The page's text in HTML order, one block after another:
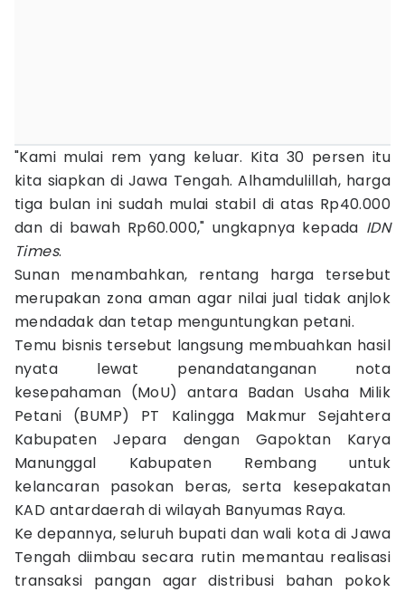
"Kami mulai rem yang keluar. Kita 30 persen itu
kita siapkan di Jawa Tengah. Alhamdulillah, harga
tiga bulan ini sudah mulai stabil di atas Rp40.000
dan di bawah Rp60.000," ungkapnya kepada IDN
Times.
Sunan menambahkan, rentang harga tersebut
merupakan zona aman agar nilai jual tidak anjlok
mendadak dan tetap menguntungkan petani.
Temu bisnis tersebut langsung membuahkan hasil
nyata lewat penandatanganan nota
kesepahaman (MoU) antara Badan Usaha Milik
Petani (BUMP) PT Kalingga Makmur Sejahtera
Kabupaten Jepara dengan Gapoktan Karya
Manunggal Kabupaten Rembang untuk
kelancaran pasokan beras, serta kesepakatan
KAD antardaerah di wilayah Banyumas Raya.
Ke depannya, seluruh bupati dan wali kota di Jawa
Tengah diimbau secara rutin memantau realisasi
transaksi pangan agar distribusi bahan pokok